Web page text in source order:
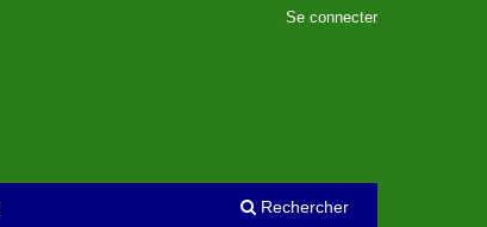
Rechercher
Se connecter